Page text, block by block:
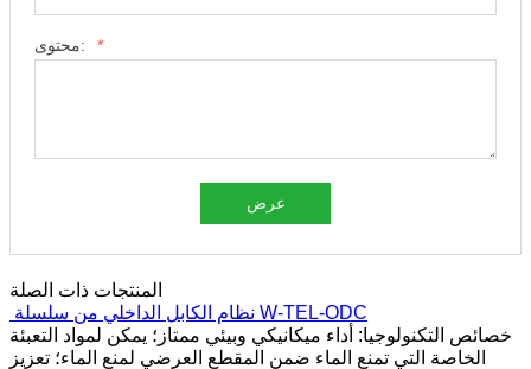
محتوى: *
عرض
المنتجات ذات الصلة
نظام الكابل الداخلي من سلسلة W-TEL-ODC
خصائص التكنولوجيا: أداء ميكانيكي وبيئي ممتاز؛ يمكن لمواد التعبئة
الخاصة التي تمنع الماء ضمن المقطع العرضي لمنع الماء؛ تعزيز